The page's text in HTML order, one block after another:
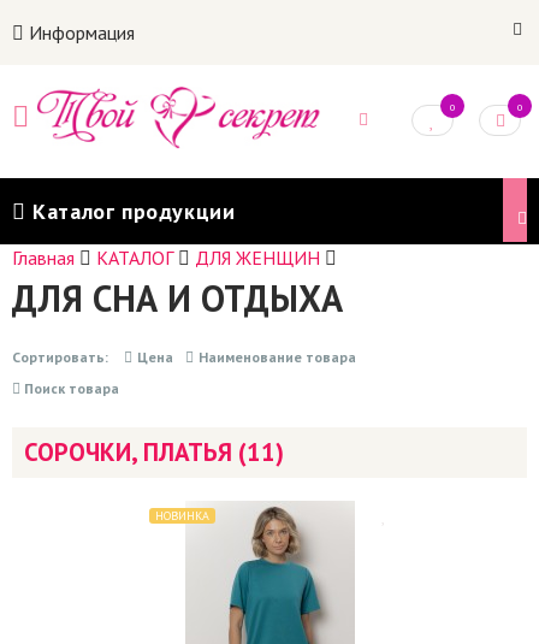
Информация
0 0
Каталог продукции
Главная КАТАЛОГ ДЛЯ ЖЕНЩИН
ДЛЯ СНА И ОТДЫХА
Сортировать: Цена
Наименование товара
Поиск товара
СОРОЧКИ, ПЛАТЬЯ (11)
НОВИНКА